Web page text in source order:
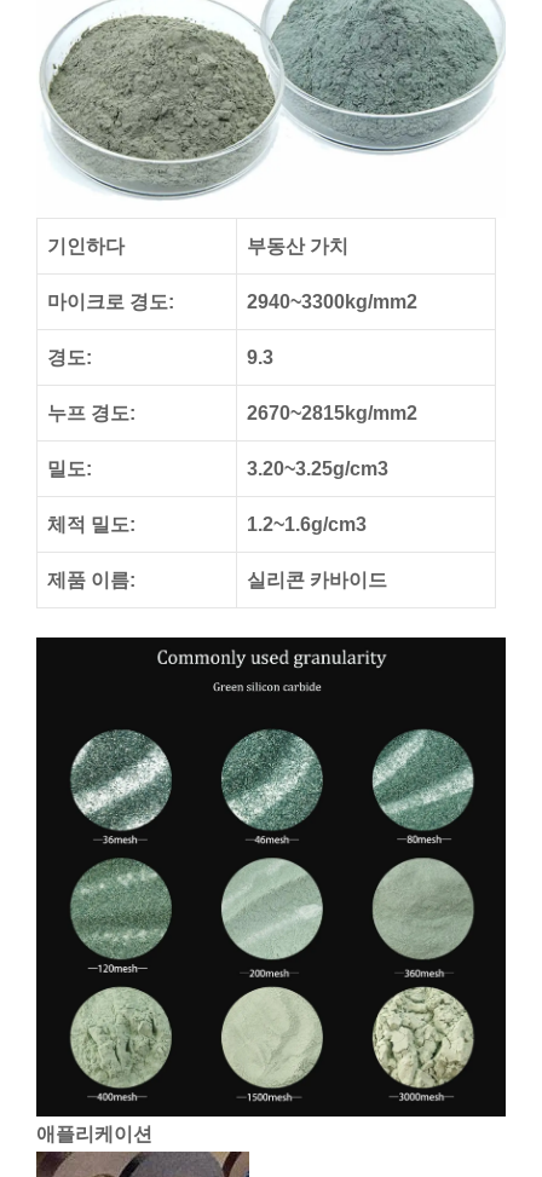
기인하다 부동산 가치
마이크로 경도: 2940~3300kg/mm2
경도: 9.3
누프 경도: 2670~2815kg/mm2
밀도: 3.20~3.25g/cm3
체적 밀도: 1.2~1.6g/cm3
제품 이름: 실리콘 카바이드
애플리케이션